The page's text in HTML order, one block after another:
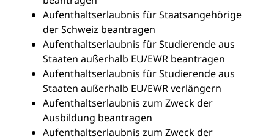
Aufenthaltserlaubnis für Staatsangehörige
der Schweiz beantragen
Aufenthaltserlaubnis für Studierende aus
Staaten außerhalb EU/EWR beantragen
Aufenthaltserlaubnis für Studierende aus
Staaten außerhalb EU/EWR verlängern
Aufenthaltserlaubnis zum Zweck der
Ausbildung beantragen
Aufenthaltserlaubnis zum Zweck der